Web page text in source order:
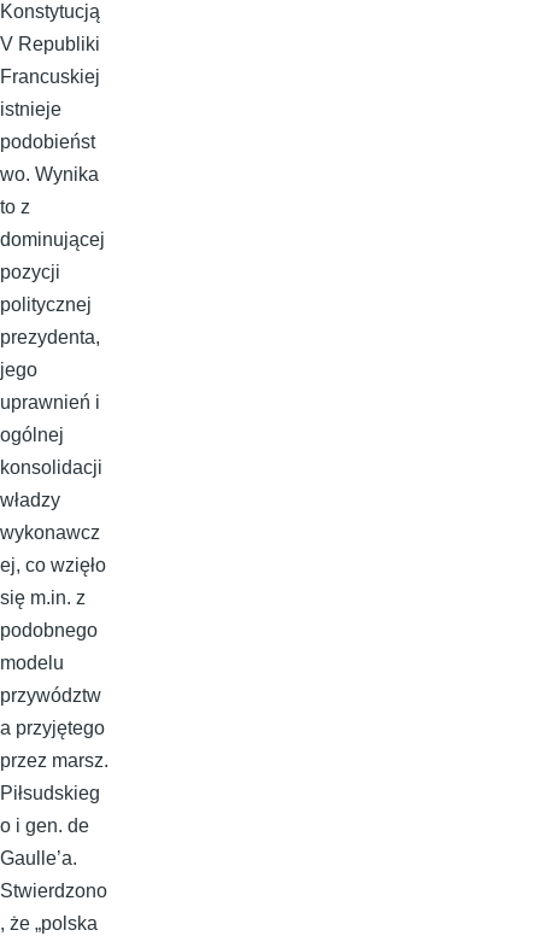
Konstytucją
V Republiki
Francuskiej
istnieje
podobieńst
wo. Wynika
to z
dominującej
pozycji
politycznej
prezydenta,
jego
uprawnień i
ogólnej
konsolidacji
władzy
wykonawcz
ej, co wzięło
się m.in. z
podobnego
modelu
przywództw
a przyjętego
przez marsz.
Piłsudskieg
o i gen. de
Gaulle’a.
Stwierdzono
, że „polska